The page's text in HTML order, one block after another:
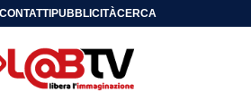
CONTATTIPUBBLICITÀCERCA